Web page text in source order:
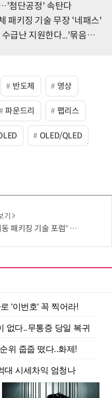
첨단공정' 속탄다
패키징 기술 무장 '네패스'
한다...'묶음발주' 프로그램 도입
반도체 영상
파운드리 팹리스
OLED/QLED
기
최…AI 위한 첨단 반도체 패키징 총망라